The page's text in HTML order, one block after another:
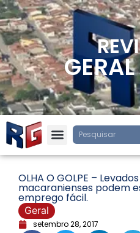
OLHA O GOLPE –
macaranienses podem
emprego fácil.
Geral
setembro 28, 2017